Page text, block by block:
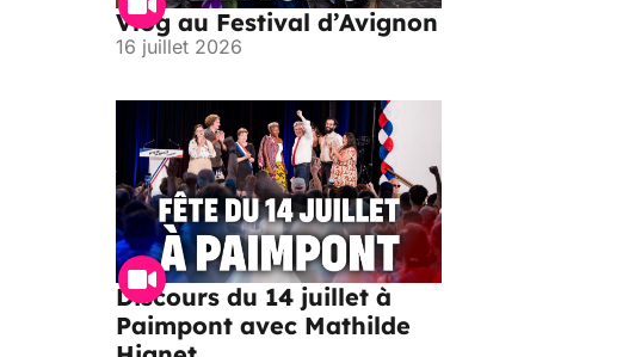
Vlog au Festival d’Avignon
16 juillet 2026
Discours du 14 juillet à
Paimpont avec Mathilde